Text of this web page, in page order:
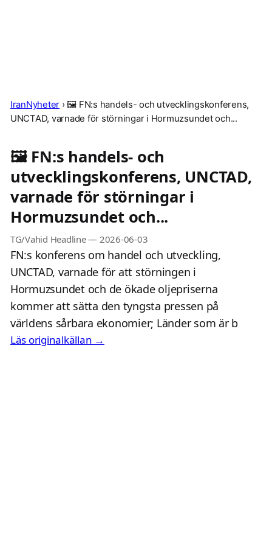
IranNyheter ›🖼 FN:s handels- och utvecklingskonferens,
UNCTAD, varnade för störningar i Hormuzsundet och...
🖼 FN:s handels- och
utvecklingskonferens, UNCTAD,
varnade för störningar i
Hormuzsundet och...
TG/Vahid Headline— 2026-06-03
FN:s konferens om handel och utveckling,
UNCTAD, varnade för att störningen i
Hormuzsundet och de ökade oljepriserna
kommer att sätta den tyngsta pressen på
världens sårbara ekonomier; Länder som är b
Läs originalkällan →